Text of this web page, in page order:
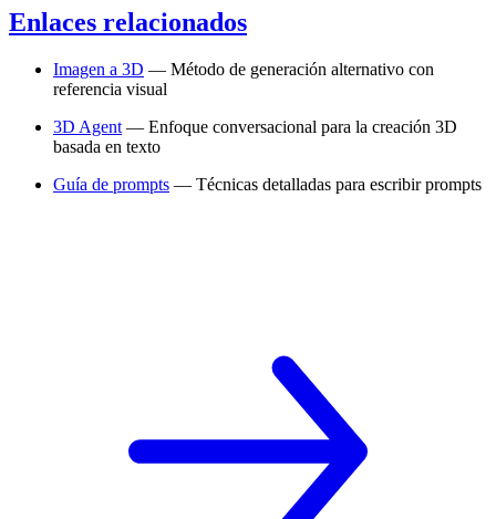
Enlaces relacionados
Imagen a 3D — Método de generación alternativo con
referencia visual
3D Agent — Enfoque conversacional para la creación 3D
basada en texto
Guía de prompts — Técnicas detalladas para escribir prompts